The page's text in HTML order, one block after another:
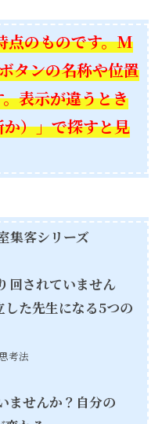
点のものです。M
タンの名称や位置
表示が違うとき
）」で探すと見
集客シリーズ
回されていません
た先生になる5つの
考法
ませんか？自分の